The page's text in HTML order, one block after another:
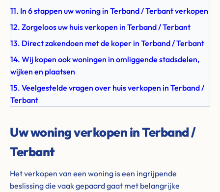
11. In 6 stappen uw woning in Terband / Terbant verkopen
12. Zorgeloos uw huis verkopen in Terband / Terbant
13. Direct zakendoen met de koper in Terband / Terbant
14. Wij kopen ook woningen in omliggende stadsdelen,
wijken en plaatsen
15. Veelgestelde vragen over huis verkopen in Terband /
Terbant
Uw woning verkopen in Terband /
Terbant
Het verkopen van een woning is een ingrijpende
beslissing die vaak gepaard gaat met belangrijke